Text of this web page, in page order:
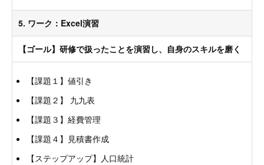
5. ワーク：Excel演習
【ゴール】研修で扱ったことを演習し、自身のスキルを磨く
【課題１】値引き
【課題２】 九九表
【課題３】経費管理
【課題４】見積書作成
【ステップアップ】人口統計